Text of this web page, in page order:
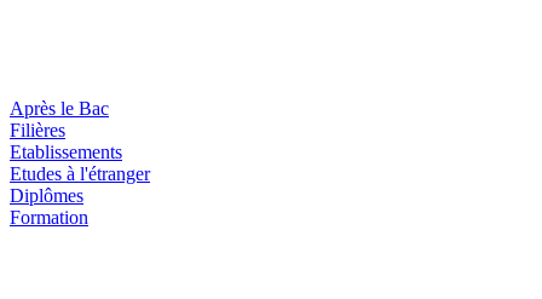
Après le Bac
Filières
Etablissements
Etudes à l'étranger
Diplômes
Formation